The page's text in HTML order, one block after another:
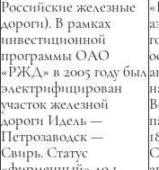
Российские железные
дороги). В рамках
инвестиционной
программы ОАО
«РЖД» в 2005 году был
электрифицирован
участок железной
дороги Идель —
Петрозаводск —
Свирь. Статус